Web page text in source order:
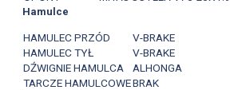
Hamulce
HAMULEC PRZÓD
V-BRAKE
HAMULEC TYŁ
V-BRAKE
DŹWIGNIE HAMULCA
ALHONGA
TARCZE HAMULCOWEBRAK